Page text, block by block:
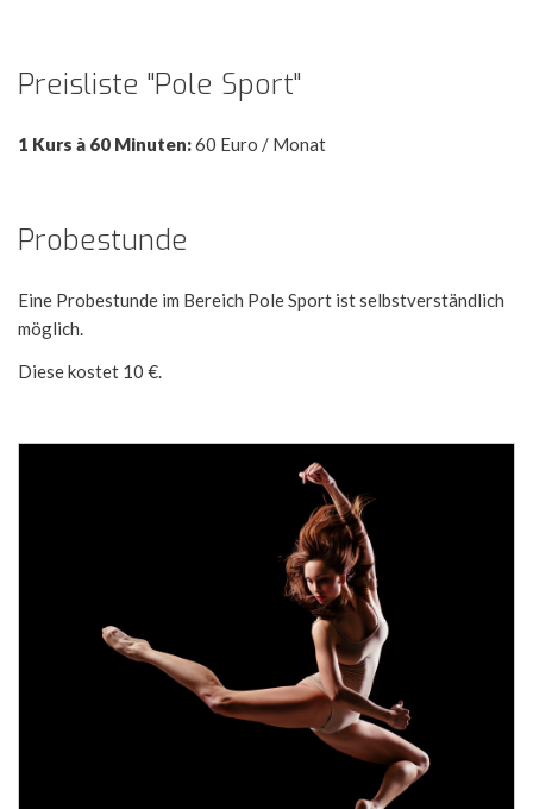
Preisliste "Pole Sport"
1 Kurs à 60 Minuten:60 Euro / Monat
Probestunde
Eine Probestunde im Bereich Pole Sport ist selbstverständlich
möglich.
Diese kostet 10 €.